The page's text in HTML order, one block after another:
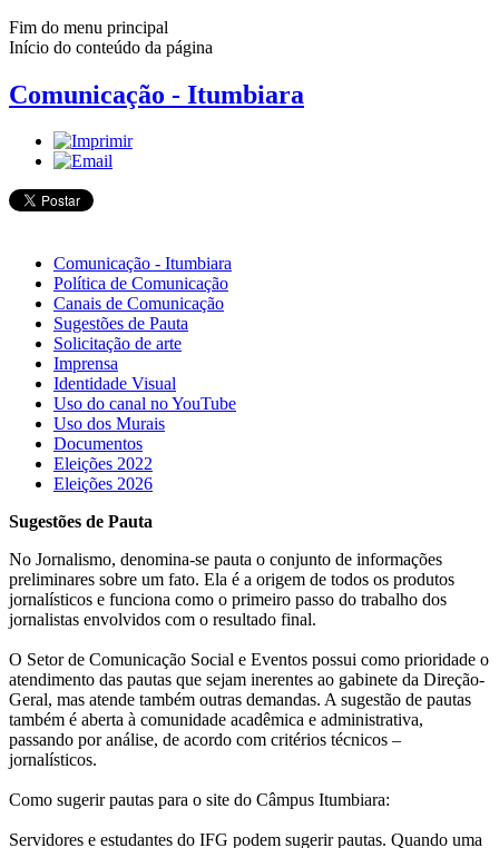
Fim do menu principal
Início do conteúdo da página
Comunicação - Itumbiara
Comunicação - Itumbiara
Política de Comunicação
Canais de Comunicação
Sugestões de Pauta
Solicitação de arte
Imprensa
Identidade Visual
Uso do canal no YouTube
Uso dos Murais
Documentos
Eleições 2022
Eleições 2026
Sugestões de Pauta
No Jornalismo, denomina-se pauta o conjunto de informações
preliminares sobre um fato. Ela é a origem de todos os produtos
jornalísticos e funciona como o primeiro passo do trabalho dos
jornalistas envolvidos com o resultado final.
O Setor de Comunicação Social e Eventos possui como prioridade o
atendimento das pautas que sejam inerentes ao gabinete da Direção-
Geral, mas atende também outras demandas. A sugestão de pautas
também é aberta à comunidade acadêmica e administrativa,
passando por análise, de acordo com critérios técnicos –
jornalísticos.
Como sugerir pautas para o site do Câmpus Itumbiara:
Servidores e estudantes do IFG podem sugerir pautas. Quando uma